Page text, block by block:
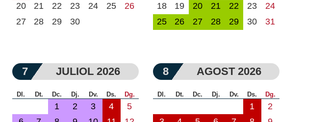
20
21 22 23 24 25
26
27
28 29 30
18
19 20 21 22 23
24
25
26 27 28 29 30 31
7 JULIOL 2026
Dl. Dt. Dc. Dj. Dv. Ds. Dg.
1 2 3 4
5
8 AGOST 2026
Dl. Dt. Dc. Dj. Dv. Ds. Dg.
1
2